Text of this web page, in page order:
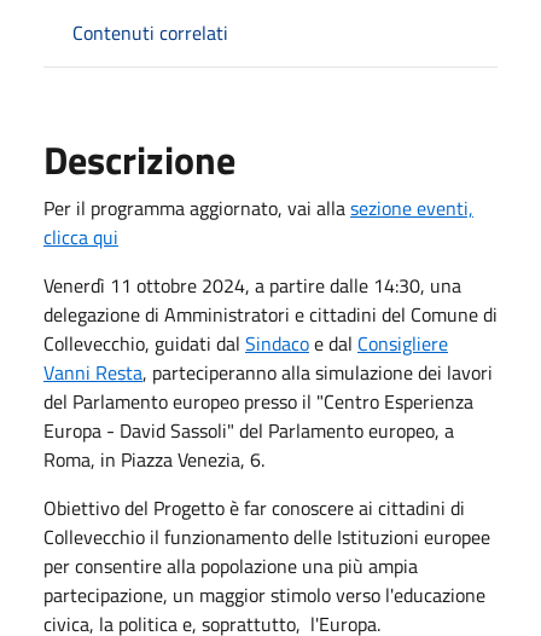
Contenuti correlati
Descrizione
Per il programma aggiornato, vai allasezione eventi,
clicca qui
Venerdì 11 ottobre 2024, a partire dalle 14:30, una
delegazione di Amministratori e cittadini del Comune di
Collevecchio, guidati dal Sindacoe dal Consigliere
Vanni Resta, parteciperanno alla simulazione dei lavori
del Parlamento europeo presso il "Centro Esperienza
Europa - David Sassoli" del Parlamento europeo, a
Roma, in Piazza Venezia, 6.
Obiettivo del Progetto è far conoscere ai cittadini di
Collevecchio il funzionamento delle Istituzioni europee
per consentire alla popolazione una più ampia
partecipazione, un maggior stimolo verso l'educazione
civica, la politica e, soprattutto, l'Europa.